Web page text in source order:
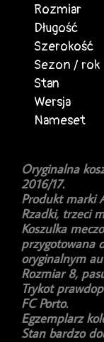
Rozmiar
Długość
Szerokość
Sezon / rok
Stan
Wersja
Nameset
Oryginalna
2016/17.
Produkt marki
Rzadki, trzeci
Koszulka
przygotowana
oryginalnym
Rozmiar 8,
Trykot
FC Porto.
Egzemplarz
Stan bardzo